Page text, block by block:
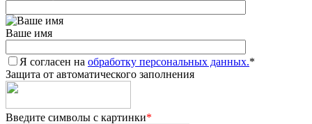
Ваше имя
Я согласен на обработку персональных данных.*
Защита от автоматического заполнения
Введите символы с картинки*